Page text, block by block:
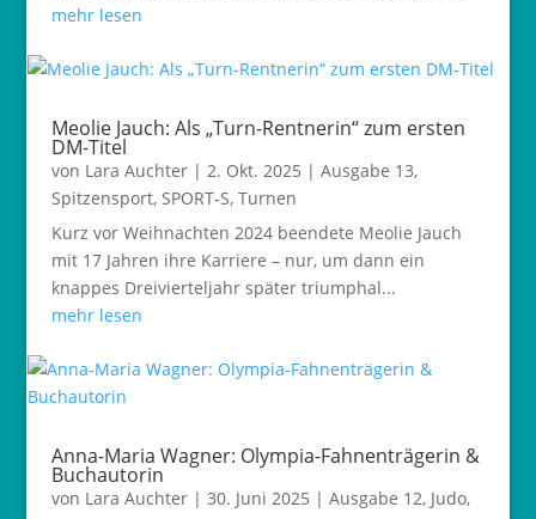
mehr lesen
Meolie Jauch: Als „Turn-Rentnerin“ zum ersten
DM-Titel
von Lara Auchter| 2. Okt. 2025 | Ausgabe 13,
Spitzensport, SPORT-S, Turnen
Kurz vor Weihnachten 2024 beendete Meolie Jauch
mit 17 Jahren ihre Karriere – nur, um dann ein
knappes Dreivierteljahr später triumphal...
mehr lesen
Anna-Maria Wagner: Olympia-Fahnenträgerin &
Buchautorin
von Lara Auchter| 30. Juni 2025 | Ausgabe 12, Judo,